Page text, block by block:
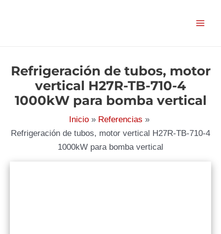
Refrigeración de tubos, motor
vertical H27R-TB-710-4
1000kW para bomba vertical
Inicio
Referencias
Refrigeración de tubos, motor vertical H27R-TB-710-4
1000kW para bomba vertical